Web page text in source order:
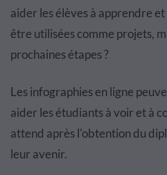
aider les élèves à apprendre
être utilisées comme projets,
prochaines étapes ?
Les infographies en ligne
aider les étudiants à voir et à
attend après l'obtention du
leur avenir.